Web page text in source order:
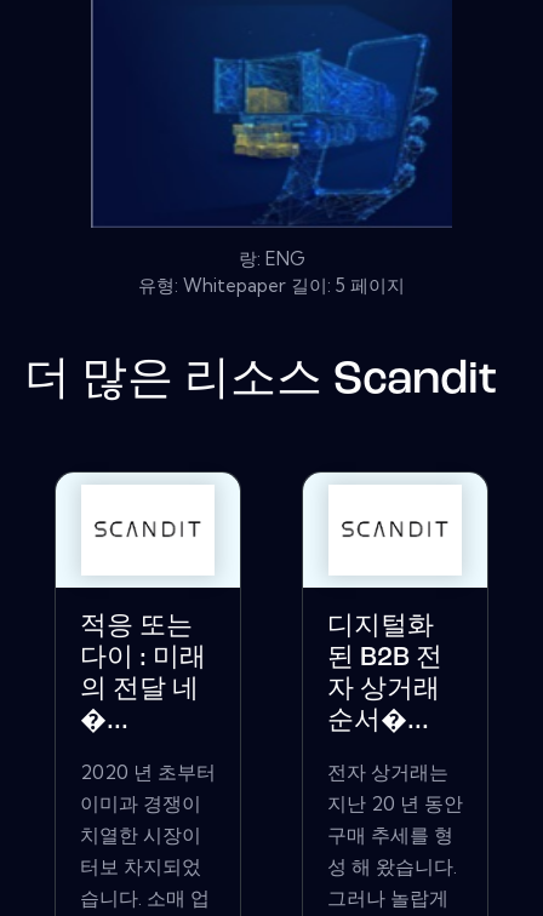
랑: ENG
유형: Whitepaper 길이: 5 페이지
더 많은 리소스 Scandit
적응 또는
다이 : 미래
의 전달 네
�...
2020 년 초부터
이미과 경쟁이
치열한 시장이
터보 차지되었
습니다. 소매 업
디지털화
된 B2B 전
자 상거래
순서�...
전자 상거래는
지난 20 년 동안
구매 추세를 형
성 해 왔습니다.
그러나 놀랍게